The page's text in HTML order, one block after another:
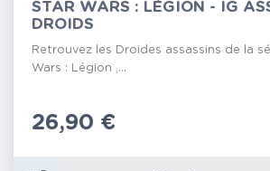
STAR WARS : LÉGION - IG
DROIDS
Retrouvez les Droides assassins de la
Wars : Légion ,...
Prix
26,90 €